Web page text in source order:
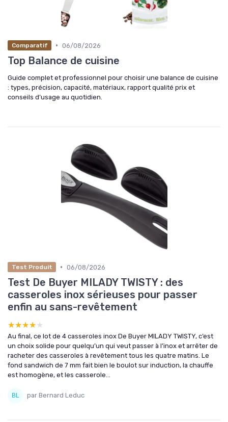
Comparatif • 06/08/2026
Top Balance de cuisine
Guide complet et professionnel pour choisir une balance de cuisine
: types, précision, capacité, matériaux, rapport qualité prix et
conseils d’usage au quotidien.
Test Produit • 06/08/2026
Test De Buyer MILADY TWISTY : des
casseroles inox sérieuses pour passer
enfin au sans-revêtement
★★★★★
★★★★★
Au final, ce lot de 4 casseroles inox De Buyer MILADY TWISTY, c’est
un choix solide pour quelqu’un qui veut passer à l’inox et arrêter de
racheter des casseroles à revêtement tous les quatre matins. Le
fond sandwich de 7 mm fait bien le boulot sur induction, la chauffe
est homogène, et les casserole...
par Bernard Leduc